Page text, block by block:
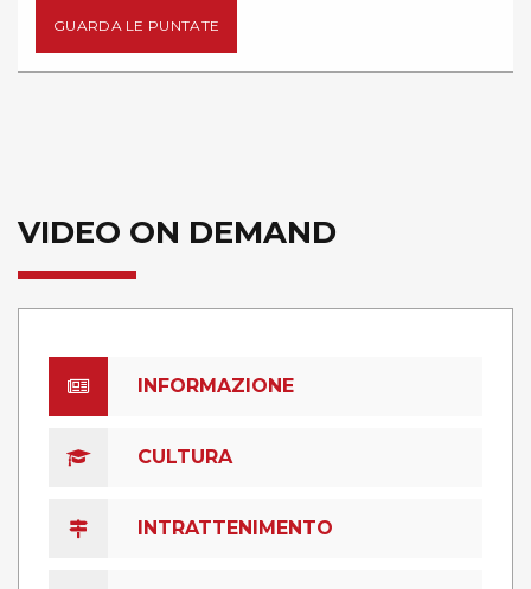
VIDEO ON DEMAND
INFORMAZIONE
CULTURA
INTRATTENIMENTO